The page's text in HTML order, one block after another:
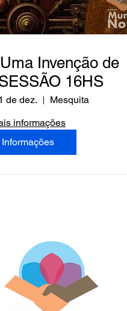
Invenção de
16HS
de dez.
Mesquita
informações
Informações